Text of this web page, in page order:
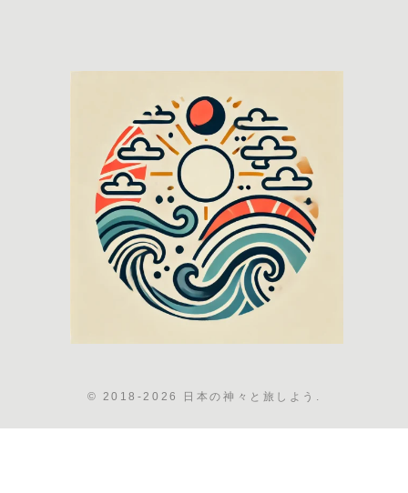
© 2018-2026 日本の神々と旅しよう.